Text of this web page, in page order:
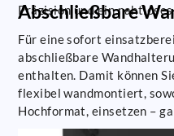
Präzision und ein
Abschließbare
Für eine sofort
abschließbare
enthalten. Damit können
flexibel wandmontiert,
Hochformat, einsetzen –